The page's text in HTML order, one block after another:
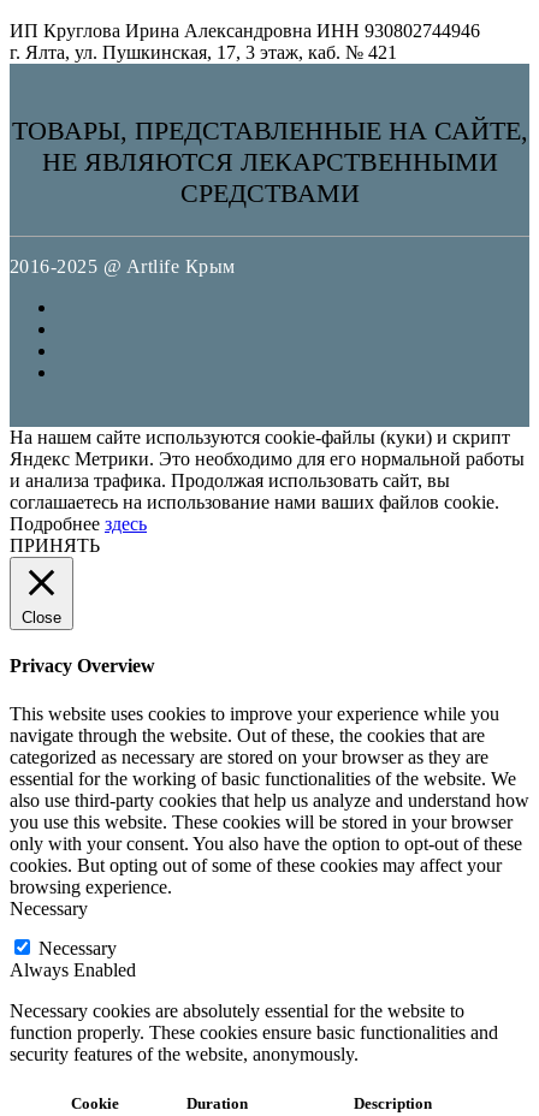
ИП Круглова Ирина Александровна ИНН 930802744946
г. Ялта, ул. Пушкинская, 17, 3 этаж, каб. № 421
ТОВАРЫ, ПРЕДСТАВЛЕННЫЕ НА САЙТЕ,
НЕ ЯВЛЯЮТСЯ ЛЕКАРСТВЕННЫМИ
СРЕДСТВАМИ
2016-2025 @ Artlife Крым
На нашем сайте используются cookie-файлы (куки) и скрипт
Яндекс Метрики. Это необходимо для его нормальной работы
и анализа трафика. Продолжая использовать сайт, вы
соглашаетесь на использование нами ваших файлов cookie.
Подробнее здесь
ПРИНЯТЬ
Close
Privacy Overview
This website uses cookies to improve your experience while you
navigate through the website. Out of these, the cookies that are
categorized as necessary are stored on your browser as they are
essential for the working of basic functionalities of the website. We
also use third-party cookies that help us analyze and understand how
you use this website. These cookies will be stored in your browser
only with your consent. You also have the option to opt-out of these
cookies. But opting out of some of these cookies may affect your
browsing experience.
Necessary
Necessary
Always Enabled
Necessary cookies are absolutely essential for the website to
function properly. These cookies ensure basic functionalities and
security features of the website, anonymously.
Cookie Duration Description